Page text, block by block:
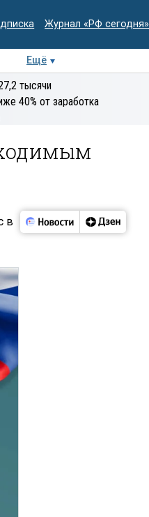
Журнал «РФ сегодня»
Ещё
экспертиза
тысячи
40% от заработка
в